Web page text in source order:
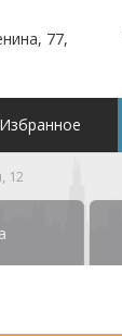
77,
Избранное
12